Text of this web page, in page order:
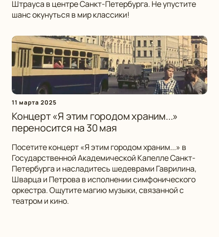
Штрауса в центре Санкт-Петербурга. Не упустите
шанс окунуться в мир классики!
11 марта 2025
Концерт «Я этим городом храним...»
переносится на 30 мая
Посетите концерт «Я этим городом храним...» в
Государственной Академической Капелле Санкт-
Петербурга и насладитесь шедеврами Гаврилина,
Шварца и Петрова в исполнении симфонического
оркестра. Ощутите магию музыки, связанной с
театром и кино.